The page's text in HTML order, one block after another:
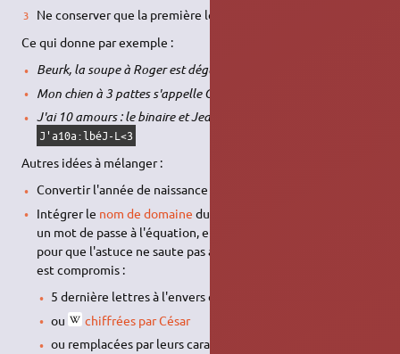
Ne conserver que la première lettre de chaque mot.
Ce qui donne par exemple :
Beurk, la soupe à Roger est dégueue !
Mon chien à 3 pattes s'appelle Clodo.
J'ai 10 amours : le binaire et Jean-Louis <3
J'a10a:lbéJ-L<3
Autres idées à mélanger :
Convertir l'année de naissance d'un cousin en
Intégrer le nom de domaine du service pour lequel on créé
un mot de passe à l'équation, en le transformant à sa sauce
pour que l'astuce ne saute pas aux yeux si le mot de passe
est compromis :
5 dernière lettres à l'envers et en
ou
chiffrées par César
ou remplacées par leurs caractères adjacents sur le